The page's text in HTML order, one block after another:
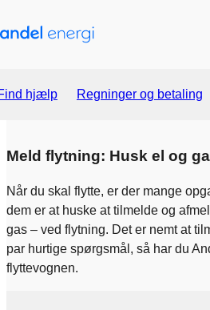
hjælp Regninger og betaling
Meld flytning: Husk el og
Når du skal flytte, er der mange
dem er at huske at tilmelde og
gas – ved flytning. Det er nemt at
par hurtige spørgsmål, så har du
flyttevognen.